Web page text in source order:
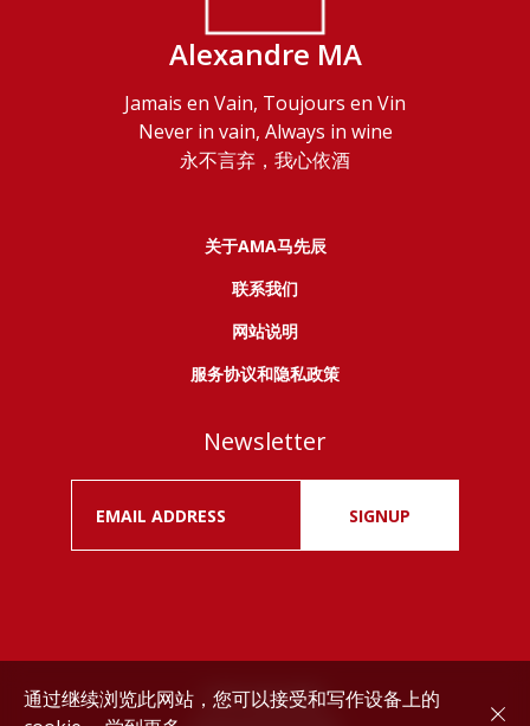
Alexandre MA
Jamais en Vain, Toujours en Vin
Never in vain, Always in wine
永不言弃，我心依酒
关于AMA马先辰
联系我们
网站说明
服务协议和隐私政策
Newsletter
SIGNUP
Drink responsibly.
通过继续浏览此网站，您可以接受和写作设备上的